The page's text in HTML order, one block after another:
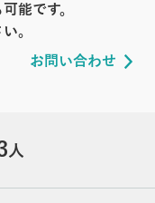
能です。
。
お問い合わせ
人